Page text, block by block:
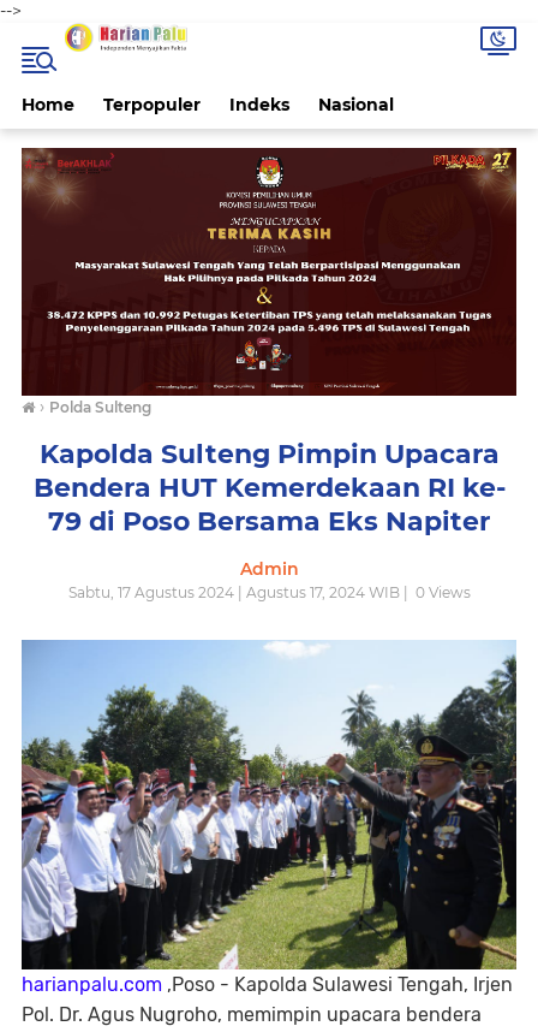
-->
Home Terpopuler Indeks Nasional
› Polda Sulteng
Kapolda Sulteng Pimpin Upacara
Bendera HUT Kemerdekaan RI ke-
79 di Poso Bersama Eks Napiter
Admin
Sabtu, 17 Agustus 2024 | Agustus 17, 2024 WIB | 0Views
harianpalu.com ,Poso - Kapolda Sulawesi Tengah, Irjen
Pol. Dr. Agus Nugroho, memimpin upacara bendera